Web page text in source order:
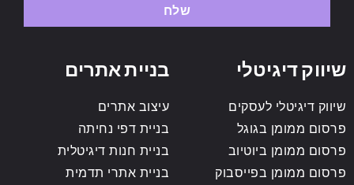
שלח
שיווק דיגיטלי
שיווק דיגיטלי לעסקים
פרסום ממומן בגוגל
פרסום ממומן ביוטיוב
פרסום ממומן בפייסבוק
בניית אתרים
עיצוב אתרים
בניית דפי נחיתה
בניית חנות דיגיטלית
בניית אתרי תדמית